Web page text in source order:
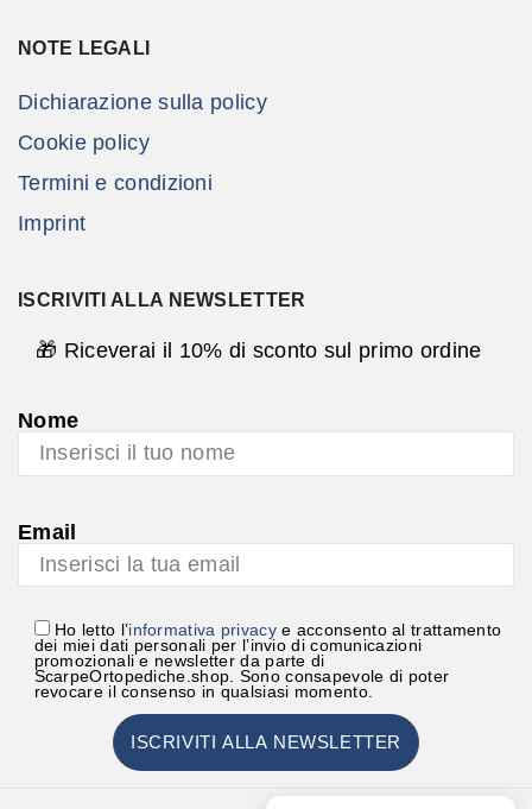
NOTE LEGALI
Dichiarazione sulla policy
Cookie policy
Termini e condizioni
Imprint
ISCRIVITI ALLA NEWSLETTER
🎁 Riceverai il 10% di sconto sul primo ordine
Nome
Email
Ho letto l’informativa privacye acconsento al trattamento
dei miei dati personali per l’invio di comunicazioni
promozionali e newsletter da parte di
ScarpeOrtopediche.shop. Sono consapevole di poter
revocare il consenso in qualsiasi momento.